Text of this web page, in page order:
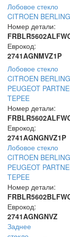
Лобовое стекло
CITROEN
Номер детали:
Еврокод:
2741AGNMVZ1P
Лобовое стекло
CITROEN
PEUGEOT
TEPEE
Номер детали:
Еврокод:
2741AGNGNVZ1P
Лобовое стекло
CITROEN
PEUGEOT
TEPEE
Номер детали:
Еврокод:
2741AGNGNVZ
Заднее